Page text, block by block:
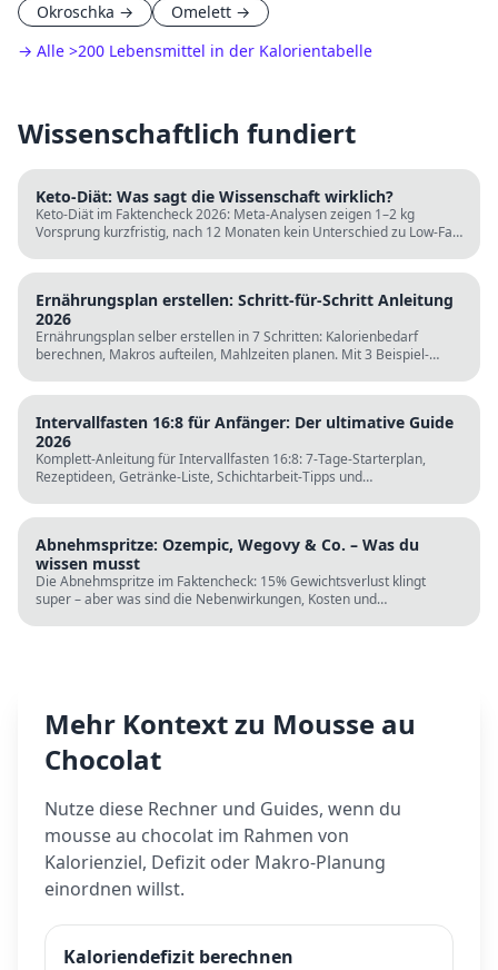
Okroschka → Omelett →
→ Alle >200 Lebensmittel in der Kalorientabelle
Wissenschaftlich fundiert
Keto-Diät: Was sagt die Wissenschaft wirklich?
Keto-Diät im Faktencheck 2026: Meta-Analysen zeigen 1–2 kg
Vorsprung kurzfristig, nach 12 Monaten kein Unterschied zu Low-Fat.
Ernährungsplan erstellen: Schritt-für-Schritt Anleitung
2026
Ernährungsplan selber erstellen in 7 Schritten: Kalorienbedarf
berechnen, Makros aufteilen, Mahlzeiten planen. Mit 3 Beispiel-
Intervallfasten 16:8 für Anfänger: Der ultimative Guide
2026
Komplett-Anleitung für Intervallfasten 16:8: 7-Tage-Starterplan,
Rezeptideen, Getränke-Liste, Schichtarbeit-Tipps und
Abnehmspritze: Ozempic, Wegovy & Co. – Was du
wissen musst
Die Abnehmspritze im Faktencheck: 15% Gewichtsverlust klingt
super – aber was sind die Nebenwirkungen, Kosten und
Mehr Kontext zu Mousse au
Chocolat
Nutze diese Rechner und Guides, wenn du
mousse au chocolat im Rahmen von
Kalorienziel, Defizit oder Makro-Planung
einordnen willst.
Kaloriendefizit berechnen